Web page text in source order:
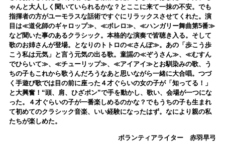
ゃんと大人しく聞いていられるかな？とここに来て一抹の不安。でも
指揮者の方がユーモラスな話術ですぐにリラックスさせてくれた。 演
目は≪道化師のギャロップ≫、≪ボレロ≫、≪ハンガリー舞曲第5番≫
など聞いた事のあるクラシック。本格的な演奏で皆聴き入る。そして
歌のお姉さんが登場。となりのトトロの≪さんぽ≫。あの「歩こう歩
こう私は元気」と言う元気の出る歌。童謡の≪ぞうさん≫、≪むすん
でひらいて≫、≪チューリップ≫、≪アイアイ≫とお馴染みの歌、う
ちの子もこれから歌うんだろうなあと思いながら一緒に大合唱。つづ
く手遊び歌では目の前に座った４才ぐらいの女の子が「知ってる！」
と大興奮！“頭、肩、ひざポン”で手を動かし、歌い、会場が一つにな
った。
４才ぐらいの子が一番楽しめるのかな？でもうちの子も生まれ
て初めてのクラシック音楽、いい経験になったはず。なにより親の私
たちが楽しめた。
ボランティアライター 赤羽早弓